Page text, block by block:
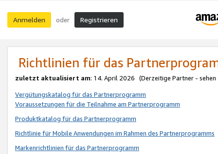
Anmelden oder Registrieren
Richtlinien für das
zuletzt aktualisiert am: 14. April 2026 (Derzeitige Partner - sehen
Vergütungskatalog für das Partnerprogramm
Voraussetzungen für die Teilnahme am Partnerprogramm
Produktkatalog für das Partnerprogramm
Richtlinie für Mobile Anwendungen im Rahmen des Partnerprogramms
Markenrichtlinien für das Partnerprogramm